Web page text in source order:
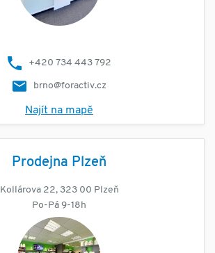
+420 734 443 792
brno@foractiv.cz
Najít na mapě
Prodejna Plzeň
Kollárova 22, 323 00 Plzeň
Po-Pá 9-18h